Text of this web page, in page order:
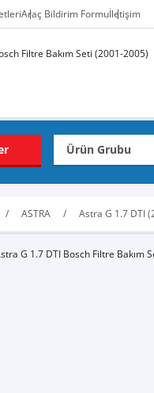
Araç Bildirim Formuİletişim
ASTRA Astra G 1.7 DTI